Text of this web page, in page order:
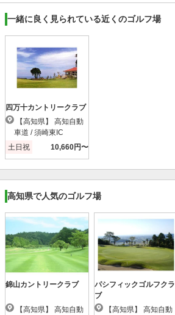
一緒に良く見られている近くのゴルフ場
四万十カントリークラブ
車道 / 須崎東IC
土日祝
10,660円〜
高知県で人気のゴルフ場
錦山カントリークラブ
パシフィックゴルフクラ
ブ